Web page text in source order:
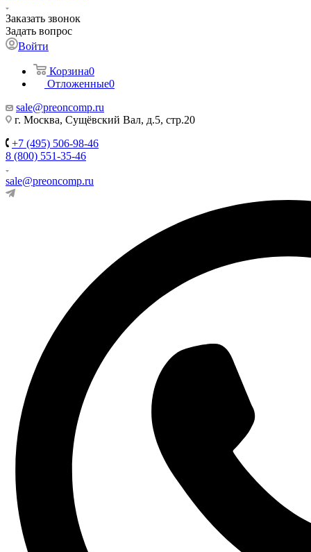
Заказать звонок
Задать вопрос
Войти
Корзина0
Отложенные0
sale@preoncomp.ru
г. Москва, Сущёвский Вал, д.5, стр.20
+7 (495) 506-98-46
8 (800) 551-35-46
sale@preoncomp.ru